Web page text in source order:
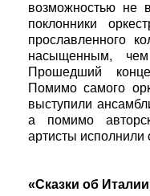
возможностью не
поклонники
прославленного
насыщенным,
Прошедший
Помимо самого
выступили
а помимо
артисты
«Сказки об